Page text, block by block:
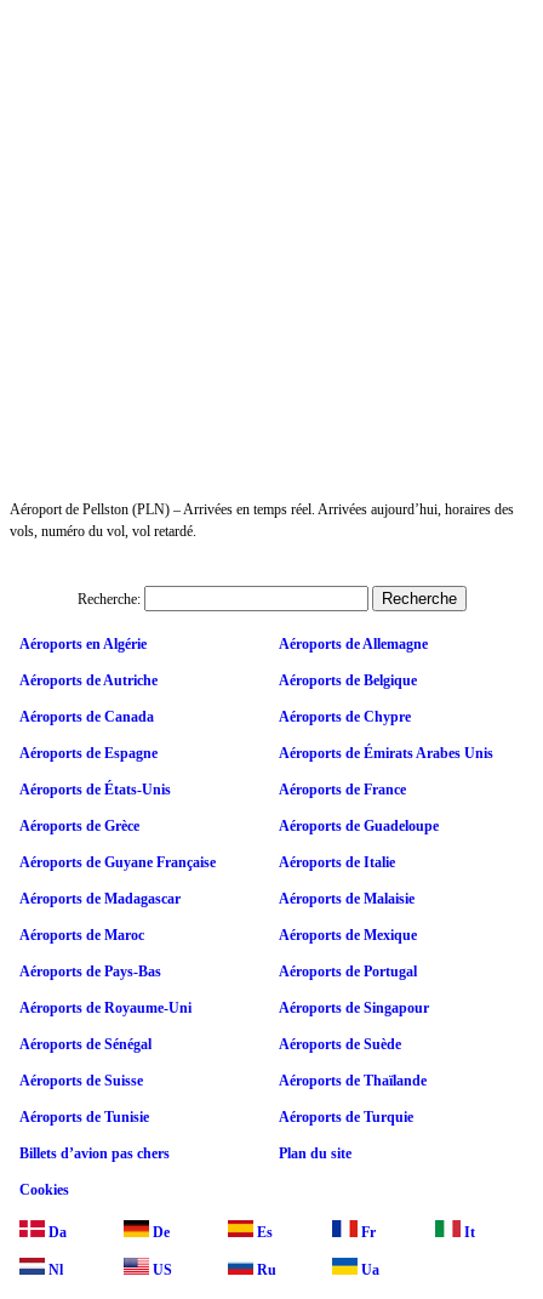
Aéroport de Pellston (PLN) – Arrivées en temps réel. Arrivées aujourd’hui, horaires des
vols, numéro du vol, vol retardé.
Recherche:
Aéroports en Algérie Aéroports de Allemagne
Aéroports de Autriche Aéroports de Belgique
Aéroports de Canada Aéroports de Chypre
Aéroports de Espagne Aéroports de Émirats Arabes Unis
Aéroports de États-Unis Aéroports de France
Aéroports de Grèce Aéroports de Guadeloupe
Aéroports de Guyane Française Aéroports de Italie
Aéroports de Madagascar Aéroports de Malaisie
Aéroports de Maroc Aéroports de Mexique
Aéroports de Pays-Bas Aéroports de Portugal
Aéroports de Royaume-Uni Aéroports de Singapour
Aéroports de Sénégal Aéroports de Suède
Aéroports de Suisse Aéroports de Thaïlande
Aéroports de Tunisie Aéroports de Turquie
Billets d’avion pas chers Plan du site
Cookies
Da De Es Fr It
Nl US Ru Ua